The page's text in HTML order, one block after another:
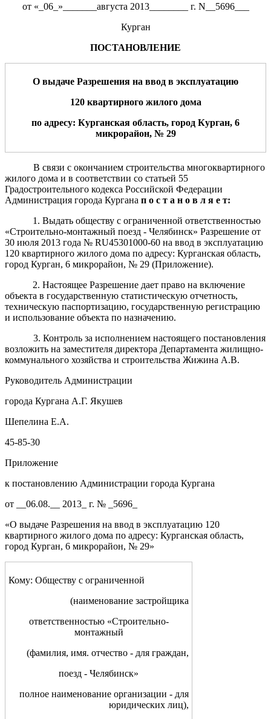
от «_06_»_______августа 2013________ г. N__5696___
Курган
ПОСТАНОВЛЕНИЕ
О выдаче Разрешения на ввод в эксплуатацию
120 квартирного жилогодома
по адресу: Курганская область, город Курган, 6
микрорайон, № 29
В связи с окончанием строительства многоквартирного
жилого дома и в соответствии со статьей 55
Градостроительного кодекса Российской Федерации
Администрация города Кургана п о с т а н о в л я е т:
1. Выдать обществу с ограниченной ответственностью
«Строительно-монтажный поезд - Челябинск» Разрешение от
30 июля 2013 года № RU45301000-60 на ввод в эксплуатацию
120 квартирного жилого дома по адресу: Курганская область,
город Курган, 6 микрорайон, № 29 (Приложение).
2. Настоящее Разрешение дает право на включение
объекта в государственную статистическую отчетность,
техническую паспортизацию, государственную регистрацию
и использование объекта по назначению.
3. Контроль за исполнением настоящего постановления
возложить на заместителя директора Департамента жилищно-
коммунального хозяйства и строительства Жижина А.В.
Руководитель Администрации
города Кургана А.Г. Якушев
Шепелина Е.А.
45-85-30
Приложение
к постановлению Администрации города Кургана
от __06.08.__ 2013_ г. № _5696_
«О выдаче Разрешения на ввод в эксплуатацию 120
квартирного жилого дома по адресу: Курганская область,
город Курган, 6 микрорайон, № 29»
Кому: Обществу с ограниченной
(наименование застройщика
ответственностью «Строительно-
монтажный
(фамилия, имя. отчество - для граждан,
поезд - Челябинск»
полное наименование организации - для
юридических лиц),